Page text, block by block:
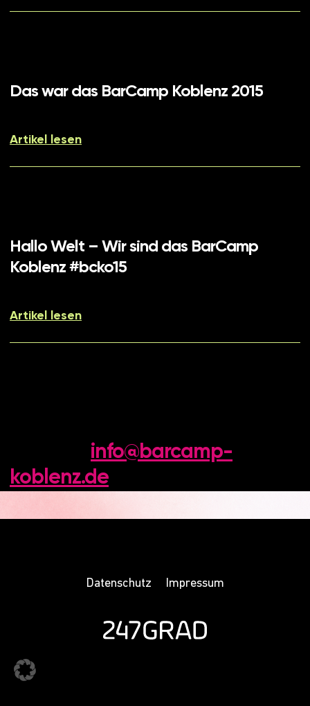
Das war das BarCamp Koblenz 2015
Artikel lesen
Hallo Welt – Wir sind das BarCamp
Koblenz #bcko15
Artikel lesen
info@barcamp-
koblenz.de
Datenschutz Impressum